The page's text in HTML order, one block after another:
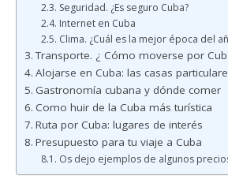
Seguridad. ¿Es seguro Cuba?
Internet en Cuba
Clima. ¿Cuál es la mejor época del
Transporte. ¿ Cómo moverse por
Alojarse en Cuba: las casas
Gastronomía cubana y dónde comer
Como huir de la Cuba más turística
Ruta por Cuba: lugares de interés
Presupuesto para tu viaje a Cuba
Os dejo ejemplos de algunos